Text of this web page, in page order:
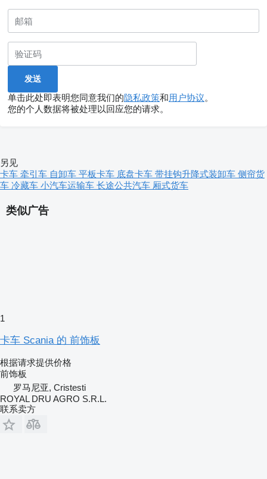
单击此处即表明您同意我们的隐私政策和用户协议。
您的个人数据将被处理以回应您的请求。
类似广告
1
卡车 Scania 的 前饰板
根据请求提供价格
前饰板
罗马尼亚, Cristesti
ROYAL DRU AGRO S.R.L.
联系卖方
另见
卡车 牵引车 自卸车 平板卡车 底盘卡车 带挂钩升降式装卸车 侧帘货
车 冷藏车 小汽车运输车 长途公共汽车 厢式货车